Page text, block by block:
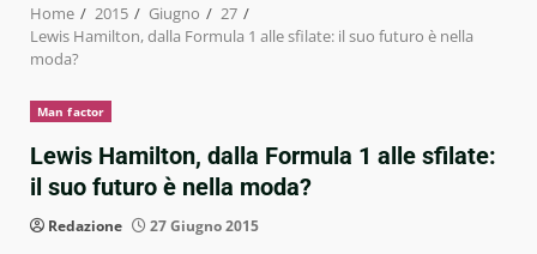
Home 2015 Giugno
27
Lewis Hamilton, dalla Formula 1 alle sfilate: il suo futuro è nella
moda?
Man factor
Lewis Hamilton, dalla Formula 1 alle sfilate:
il suo futuro è nella moda?
Redazione 27 Giugno 2015